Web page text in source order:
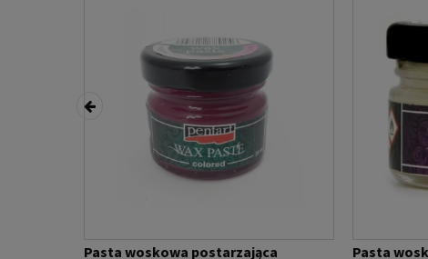
Pasta woskowa postarzająca
Pasta